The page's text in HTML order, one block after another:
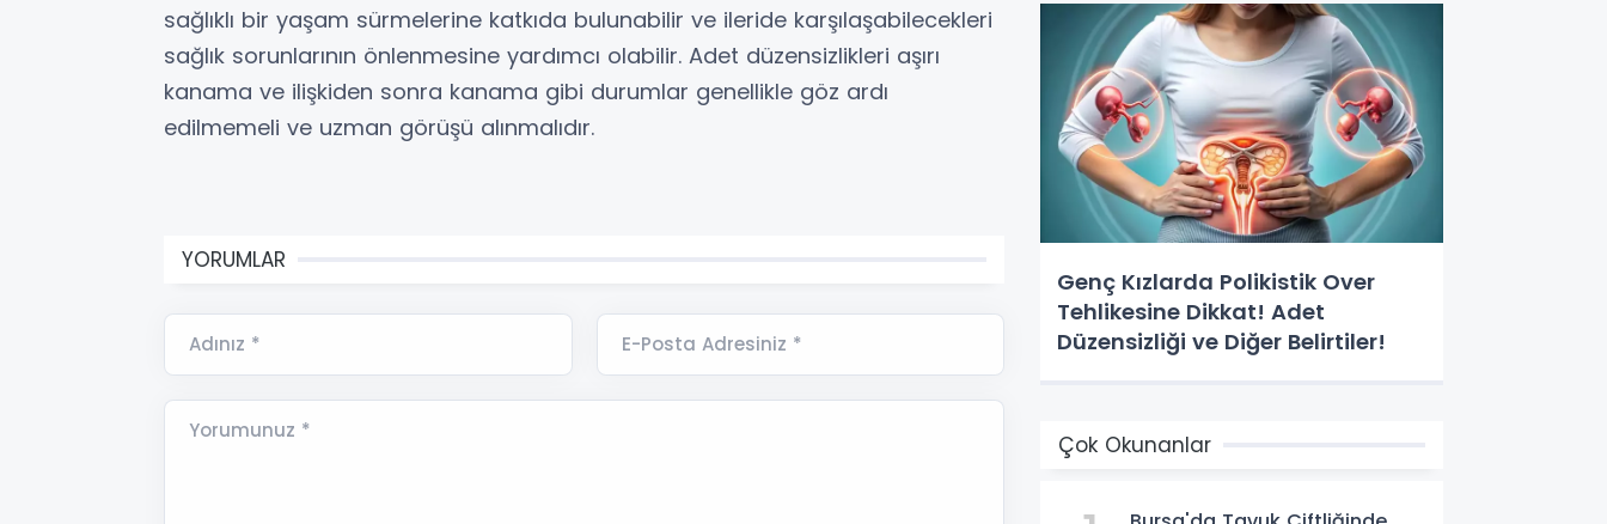
sağlıklı bir yaşam sürmelerine katkıda bulunabilir ve ileride karşılaşabilecekleri
sağlık sorunlarının önlenmesine yardımcı olabilir. Adet düzensizlikleri aşırı
kanama ve ilişkiden sonra kanama gibi durumlar genellikle göz ardı
edilmemeli ve uzman görüşü alınmalıdır.
YORUMLAR
Adınız * E-Posta Adresiniz *
Yorumunuz *
Genç Kızlarda Polikistik Over
Tehlikesine Dikkat! Adet
Düzensizliği ve Diğer Belirtiler!
Çok Okunanlar